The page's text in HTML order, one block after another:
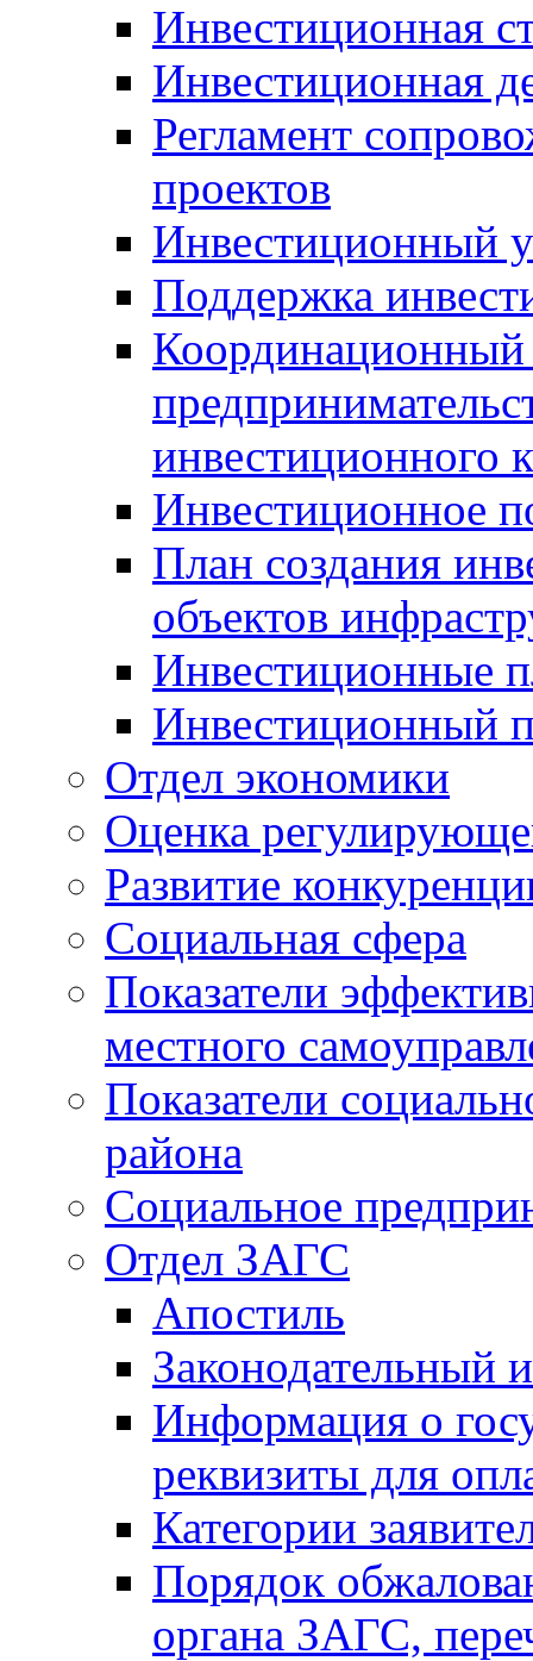
Инвестиционная
Инвестиционная
Регламент
проектов
Инвестиционный
Поддержка
Координационный
инвестиционного
Инвестиционное
План создания
объектов
Инвестиционные
Инвестиционный
Отдел экономики
Оценка
Развитие
Социальная сфера
Показатели
местного
Показатели
района
Социальное
Отдел ЗАГС
Апостиль
Законодательный
Информация о
реквизиты для
Категории
Порядок
органа ЗАГС,